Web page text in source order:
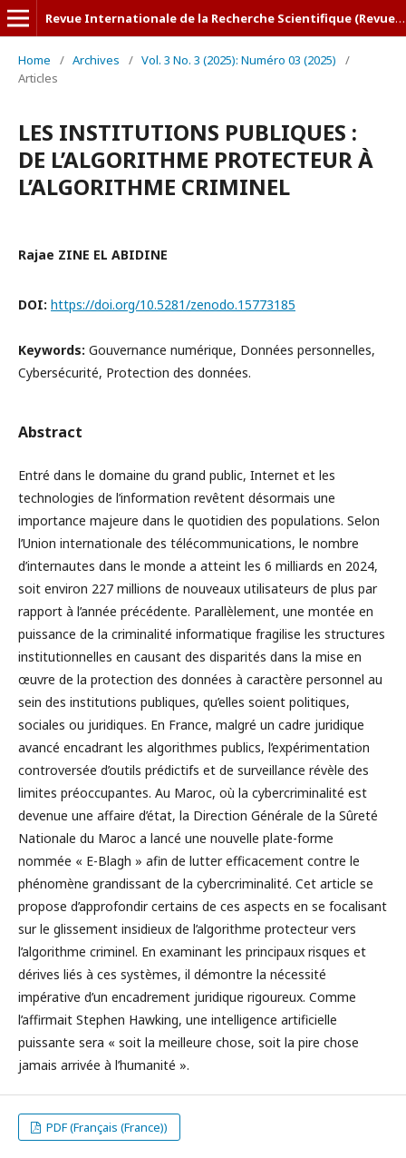
Revue Internationale de la Recherche Scientifique (Revue-IRS)
Home / Archives / Vol. 3 No. 3 (2025): Numéro 03 (2025)
/
Articles
LES INSTITUTIONS PUBLIQUES :
DE L’ALGORITHME PROTECTEUR À
L’ALGORITHME CRIMINEL
Rajae ZINE EL ABIDINE
DOI: https://doi.org/10.5281/zenodo.15773185
Keywords: Gouvernance numérique, Données personnelles,
Cybersécurité, Protection des données.
Abstract
Entré dans le domaine du grand public, Internet et les
technologies de l’information revêtent désormais une
importance majeure dans le quotidien des populations. Selon
l’Union internationale des télécommunications, le nombre
d’internautes dans le monde a atteint les 6 milliards en 2024,
soit environ 227 millions de nouveaux utilisateurs de plus par
rapport à l’année précédente. Parallèlement, une montée en
puissance de la criminalité informatique fragilise les structures
institutionnelles en causant des disparités dans la mise en
œuvre de la protection des données à caractère personnel au
sein des institutions publiques, qu’elles soient politiques,
sociales ou juridiques. En France, malgré un cadre juridique
avancé encadrant les algorithmes publics, l’expérimentation
controversée d’outils prédictifs et de surveillance révèle des
limites préoccupantes. Au Maroc, où la cybercriminalité est
devenue une affaire d’état, la Direction Générale de la Sûreté
Nationale du Maroc a lancé une nouvelle plate-forme
nommée « E-Blagh » afin de lutter efficacement contre le
phénomène grandissant de la cybercriminalité. Cet article se
propose d’approfondir certains de ces aspects en se focalisant
sur le glissement insidieux de l’algorithme protecteur vers
l’algorithme criminel. En examinant les principaux risques et
dérives liés à ces systèmes, il démontre la nécessité
impérative d’un encadrement juridique rigoureux. Comme
l’affirmait Stephen Hawking, une intelligence artificielle
puissante sera « soit la meilleure chose, soit la pire chose
jamais arrivée à l’humanité ».
PDF (Français (France))